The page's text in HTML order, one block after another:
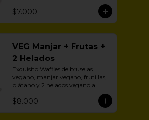
$7.000
VEG Manjar + Frutas +
2 Helados
Exquisito Waffles de bruselas
vegano, manjar vegano, frutillas,
plátano y 2 helados vegano a
$8.000